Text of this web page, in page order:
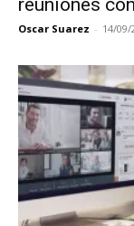
Oscar Suarez - 14/09/